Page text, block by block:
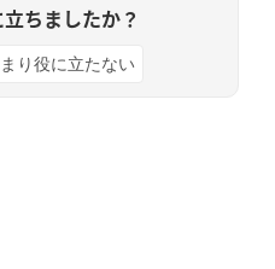
ちましたか？
り役に立たない